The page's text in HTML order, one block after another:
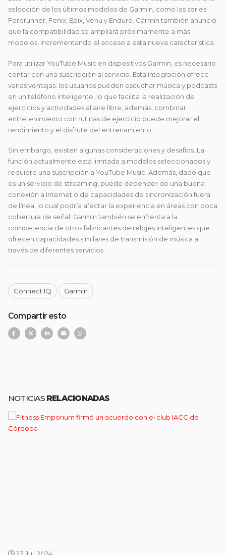
selección de los últimos modelos de Garmin, como las series
Forerunner, Fenix, Epix, Venu y Enduro. Garmin también anunció
que la compatibilidad se ampliará próximamente a más
modelos, incrementando el acceso a esta nueva característica.
Para utilizar YouTube Music en dispositivos Garmin, es necesario
contar con una suscripción al servicio. Esta integración ofrece
varias ventajas: los usuarios pueden escuchar música y podcasts
sin un teléfono inteligente, lo que facilita la realización de
ejercicios y actividades al aire libre; además, combinar
entretenimiento con rutinas de ejercicio puede mejorar el
rendimiento y el disfrute del entrenamiento.
Sin embargo, existen algunas consideraciones y desafíos. La
función actualmente está limitada a modelos seleccionados y
requiere una suscripción a YouTube Music. Además, dado que
es un servicio de streaming, puede depender de una buena
conexión a Internet o de capacidades de sincronización fuera
de línea, lo cual podría afectar la experiencia en áreas con poca
cobertura de señal. Garmin también se enfrenta a la
competencia de otros fabricantes de relojes inteligentes que
ofrecen capacidades similares de transmisión de música a
través de diferentes servicios.
Connect IQ Garmin
Compartir esto
NOTICIAS RELACIONADAS
23 Jul, 2024